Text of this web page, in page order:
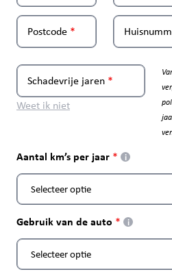
Postcode
Schadevrije jaren
Weet ik niet
Aantal km’s per jaar i
Gebruik van de auto i